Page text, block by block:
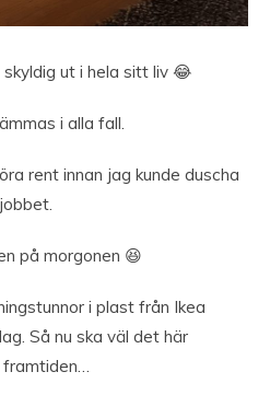
ut i hela sitt liv 😂
i alla fall.
rent innan jag kunde duscha
på morgonen 😆
i plast från Ikea
Så nu ska väl det här
framtiden…